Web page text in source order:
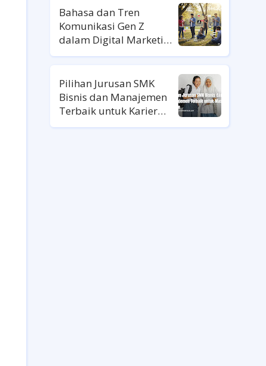
Bahasa dan Tren
Komunikasi Gen Z
dalam Digital Marketing
Ala Gen Z
Pilihan Jurusan SMK
Bisnis dan Manajemen
Terbaik untuk Karier
Masa Depan